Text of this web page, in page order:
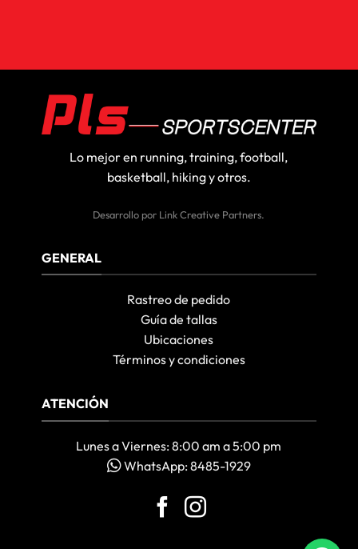
Lo mejor en running, training, football,
basketball, hiking y otros.
Desarrollo por Link Creative Partners.
GENERAL
Rastreo de pedido
Guía de tallas
Ubicaciones
Términos y condiciones
ATENCIÓN
Lunes a Viernes: 8:00 am a 5:00 pm
WhatsApp: 8485-1929